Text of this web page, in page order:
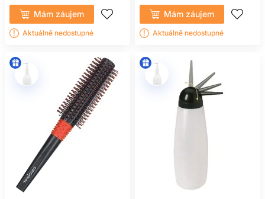
Mám záujem
Aktuálně nedostupné
Mám záujem
Aktuálně nedostupné